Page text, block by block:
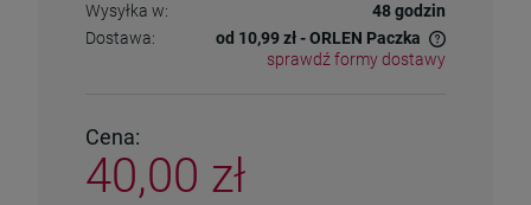
Wysyłka w:
48 godzin
Dostawa:
od 10,99 zł- ORLEN Paczka
Cena nie zawiera ewentualnych kosztów płatności
sprawdź formy dostawy
Cena:
40,00 zł